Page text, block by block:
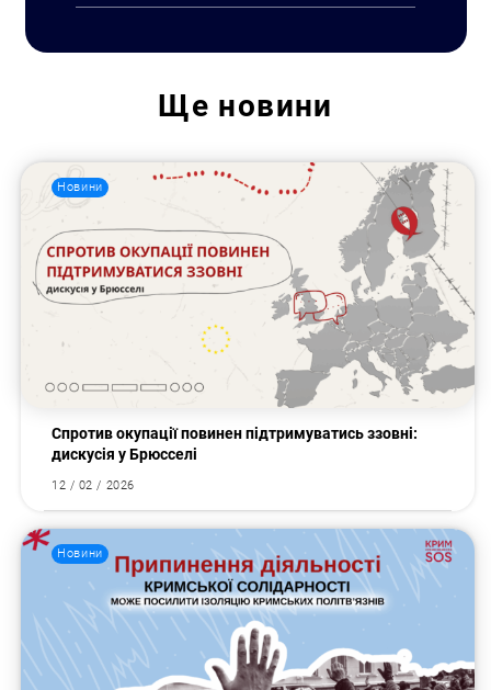
Пошук за запитом:
Ще новини
Новини
Спротив окупації повинен підтримуватись ззовні:
дискусія у Брюсселі
12 / 02 / 2026
Новини